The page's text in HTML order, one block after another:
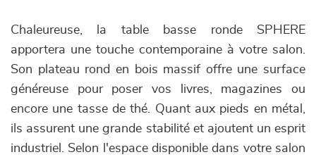
Chaleureuse, la table basse ronde SPHERE
apportera une touche contemporaine à votre salon.
Son plateau rond en bois massif offre une surface
généreuse pour poser vos livres, magazines ou
encore une tasse de thé. Quant aux pieds en métal,
ils assurent une grande stabilité et ajoutent un esprit
industriel. Selon l'espace disponible dans votre salon